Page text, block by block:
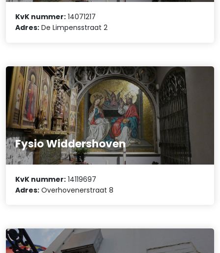
KvK nummer: 14071217
Adres: De Limpensstraat 2
Fysio Widdershoven
KvK nummer: 14119697
Adres: Overhovenerstraat 8